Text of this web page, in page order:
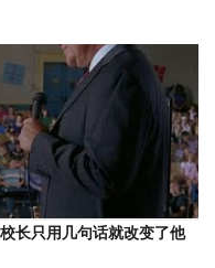
长只用几句话就改变了他